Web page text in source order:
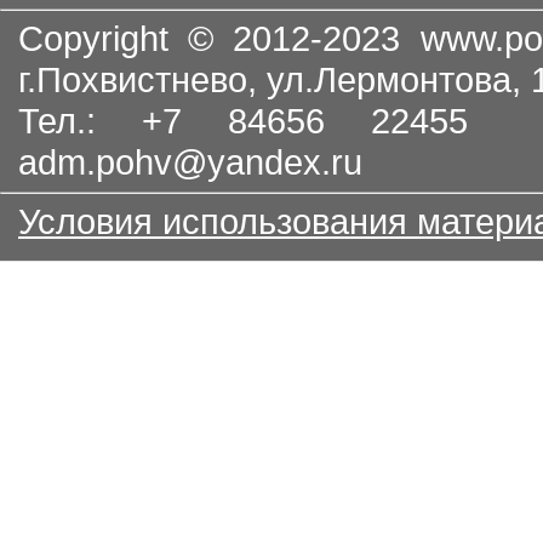
Copyright © 2012-2023
г.Похвистнево, ул.Лермонтова,
Тел.: +7 84656
adm.pohv@yandex.ru
Условия использования